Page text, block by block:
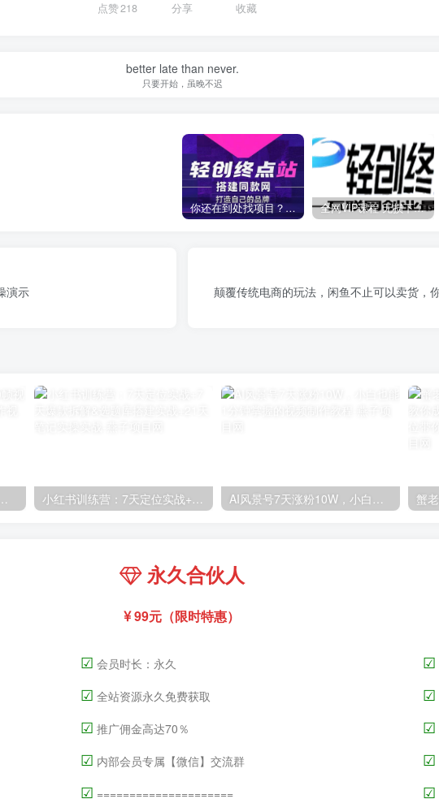
点赞218 分享 收藏
better late than never.
只要开始，虽晚不迟
你还在到处找项目？还在当韭菜？我靠卖项目一个月收入5万+，曾经我也是个失败者。 全网VIP课程 无损下载~
演示
颠覆传统电商的玩法，闲鱼不止可以卖货，
学会如何制作视频（教程+插件） 小红书训练营：7天定位实战+7天爆款拆解&选题库搭建实战+21天笔记实操实战 AI风景号7天涨粉10W，小白也能1分钟掌握的视频制作教程
永久合伙人
99元（限时特惠）
☑ 会员时长：永久
☑ 全站资源永久免费获取
☑ 推广佣金高达70％
☑ 内部会员专属【微信】交流群
☑ =====================
☑
☑
☑
☑
☑